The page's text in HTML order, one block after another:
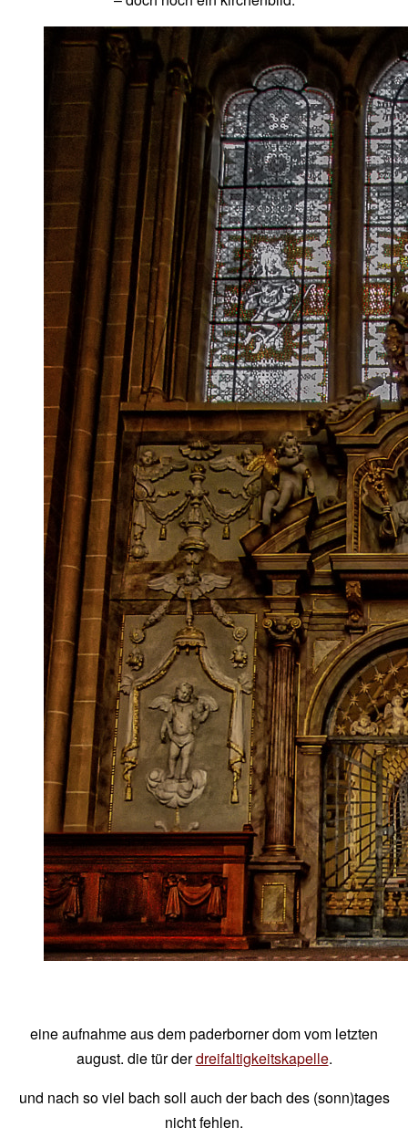
eine aufnahme aus dem paderborner dom vom letzten
august. die tür derdreifaltigkeitskapelle.
und nach so viel bach soll auch der bach des (sonn)tages
nicht fehlen.